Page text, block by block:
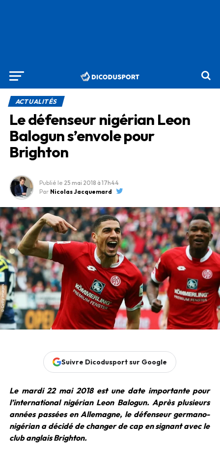
ACTUALITÉS
Le défenseur nigérian Leon
Balogun s’envole pour
Brighton
Publié le 25 mai 2018 à 17h44
Par Nicolas Jacquemard
Suivre Dicodusport sur Google
Le mardi 22 mai 2018 est une date importante pour
l’international nigérian Leon Balogun. Après plusieurs
années passées en Allemagne, le défenseur germano-
nigérian a décidé de changer de cap en signant avec le
club anglais Brighton.